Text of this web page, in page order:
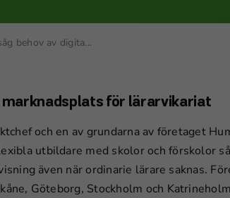
behov av digita...
marknadsplats för lärarvikariat
och en av grundarna av företaget
utbildare med skolor och förskolor
även när ordinarie lärare saknas.
Göteborg, Stockholm och